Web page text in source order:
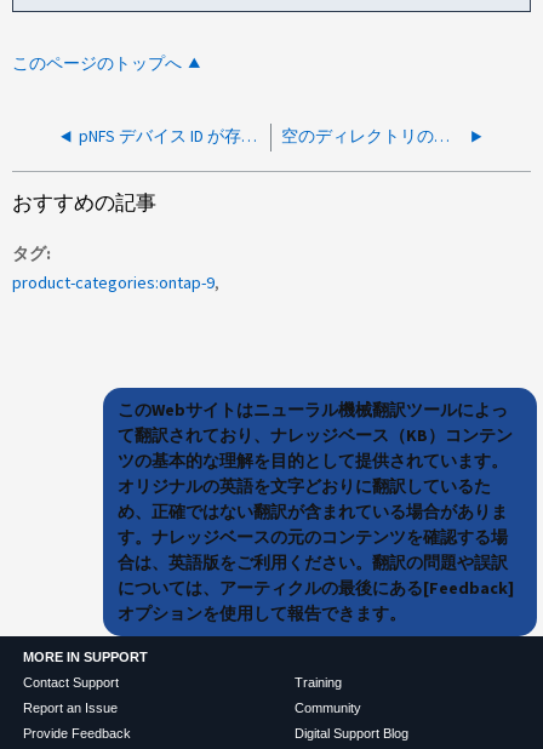
このページのトップへ
pNFS デバイス ID が存在せず、 I/O 要求が DS （データ提供用）に送信されるため、古いファイルハンドルエラー（ NFSv3 および NFSv4 ）が発生します。 空のディレクトリの削除中に古いファイルハンドルが使用されました
おすすめの記事
タグ
product-categories:ontap-9
このWebサイトはニューラル機械翻訳ツールによっ
て翻訳されており、ナレッジベース（KB）コンテン
ツの基本的な理解を目的として提供されています。
オリジナルの英語を文字どおりに翻訳しているた
め、正確ではない翻訳が含まれている場合がありま
す。ナレッジベースの元のコンテンツを確認する場
合は、英語版をご利用ください。翻訳の問題や誤訳
については、アーティクルの最後にある[Feedback]
オプションを使用して報告できます。
MORE IN SUPPORT
Contact Support
Report an Issue
Provide Feedback
Training
Community
Digital Support Blog